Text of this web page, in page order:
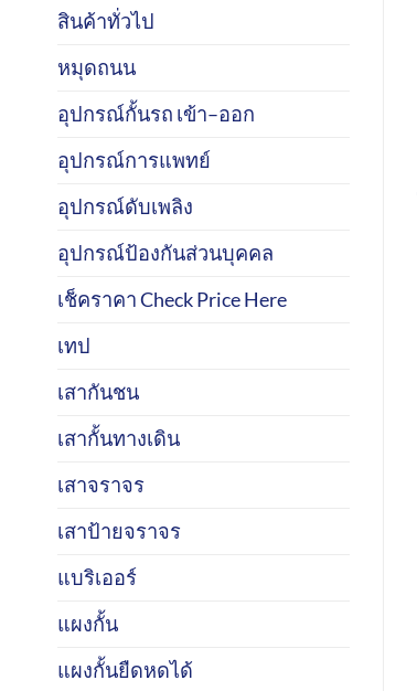
สินค้าทั่วไป
หมุดถนน
อุปกรณ์กั้นรถ เข้า–ออก
อุปกรณ์การแพทย์
อุปกรณ์ดับเพลิง
อุปกรณ์ป้องกันส่วนบุคคล
เช็คราคา Check Price Here
เทป
เสากันชน
เสากั้นทางเดิน
เสาจราจร
เสาป้ายจราจร
แบริเออร์
แผงกั้น
แผงกั้นยืดหดได้